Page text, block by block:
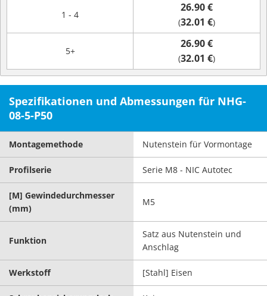
1 - 4
26.90 €
(32.01 €)
5+
26.90 €
(32.01 €)
Spezifikationen und Abmessungen für NHG-
08-5-P50
Montagemethode Nutenstein für Vormontage
Profilserie Serie M8 - NIC Autotec
[M] Gewindedurchmesser
(mm)
M5
Funktion
Satz aus Nutenstein und
Anschlag
Werkstoff [Stahl] Eisen